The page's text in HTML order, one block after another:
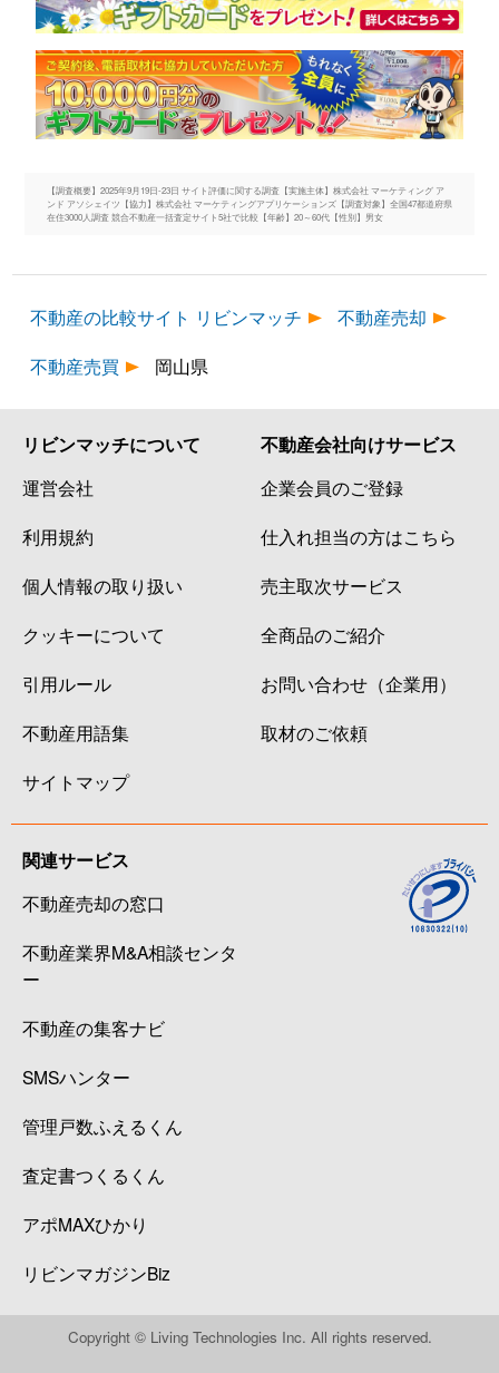
【調査概要】2025年9月19日-23日 サイト評価に関する調査【実施主体】株式会社 マーケティング ア
ンド アソシェイツ【協力】株式会社 マーケティングアプリケーションズ【調査対象】全国47都道府県
在住3000人調査 競合不動産一括査定サイト5社で比較【年齢】20～60代【性別】男女
不動産の比較サイト リビンマッチ
不動産売却
不動産売買
岡山県
リビンマッチについて
運営会社
利用規約
個人情報の取り扱い
クッキーについて
引用ルール
不動産用語集
サイトマップ
不動産会社向けサービス
企業会員のご登録
仕入れ担当の方はこちら
売主取次サービス
全商品のご紹介
お問い合わせ（企業用）
取材のご依頼
関連サービス
不動産売却の窓口
不動産業界M&A相談センタ
ー
不動産の集客ナビ
SMSハンター
管理戸数ふえるくん
査定書つくるくん
アポMAXひかり
リビンマガジンBiz
Copyright © Living Technologies Inc. All rights reserved.